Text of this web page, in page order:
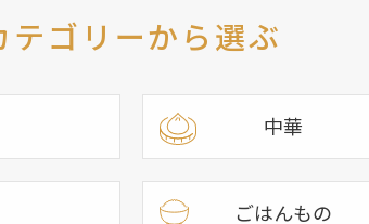
テゴリーから選ぶ
中華
ごはんもの